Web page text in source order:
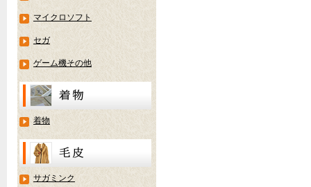
マイクロソフト
セガ
ゲーム機その他
着物
サガミンク